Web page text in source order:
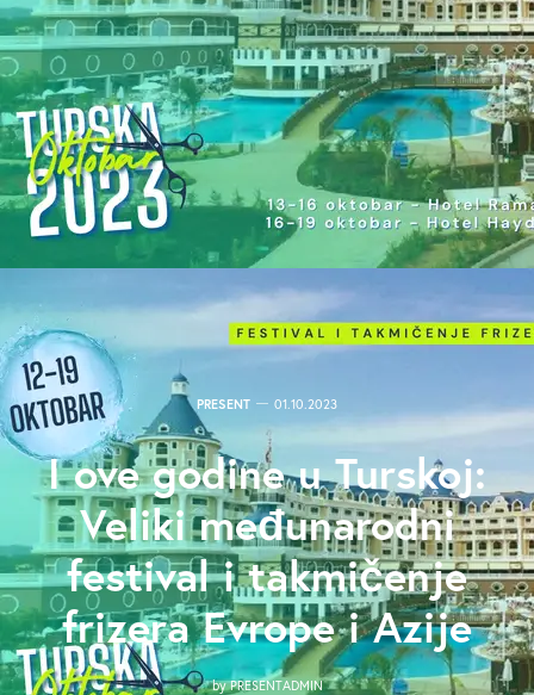
PRESENT 01.10.2023
I ove godine u Turskoj:
Veliki međunarodni
festival i takmičenje
frizera Evrope i Azije
by PRESENTADMIN